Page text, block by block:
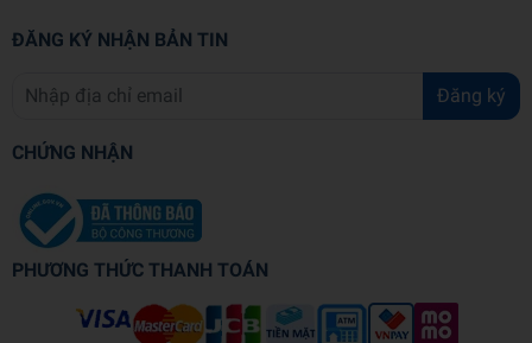
ĐĂNG KÝ NHẬN BẢN TIN
Đăng ký
CHỨNG NHẬN
PHƯƠNG THỨC THANH TOÁN